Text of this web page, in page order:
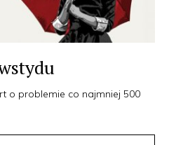
o problemie co najmniej 500